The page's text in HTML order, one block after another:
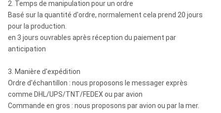
2. Temps de manipulation pour un ordre
Basé sur la quantité d'ordre, normalement cela prend 20 jours
pour la production.
en 3 jours ouvrables après réception du paiement par
anticipation
3. Manière d'expédition
Ordre d'échantillon : nous proposons le messager exprès
comme DHL/UPS/TNT/FEDEX ou par avion
Commande en gros : nous proposons par avion ou par la mer.